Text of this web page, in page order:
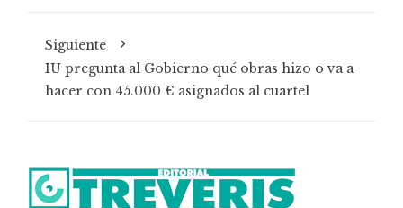
Siguiente
IU pregunta al Gobierno qué obras hizo o va a
hacer con 45.000 € asignados al cuartel